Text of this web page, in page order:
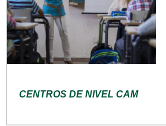
CENTROS DE NIVEL CAM